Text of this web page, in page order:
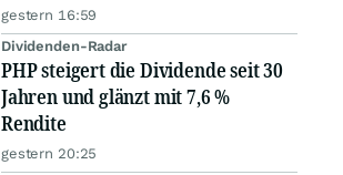
gestern 16:59
Dividenden-Radar
PHP steigert die Dividende seit 30
Jahren und glänzt mit 7,6 %
Rendite
gestern 20:25